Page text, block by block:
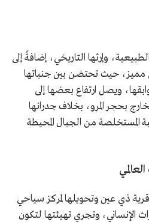
وإرثها التاريخي، إضافةً إلى
مميز، حيث تحتضن بين جنباتها
طوابقها، ويصل ارتفاع بعضها إلى
بحجر المرو، بخلاف جدرانها
المستخلصة من الجبال المحيطة
ذي عين وتحويلها لمركز سياحي
الإنساني، وتجري تهيئتها لتكون